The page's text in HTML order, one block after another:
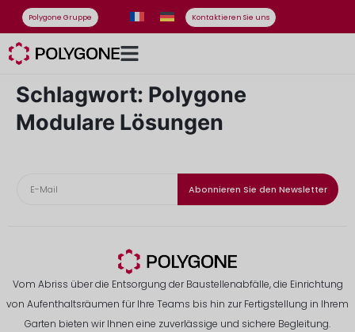
Polygone Gruppe Kontaktieren Sie uns
Schlagwort: Polygone
Modulare Lösungen
Abonnieren Sie den Newsletter
Vom Abriss über die Entsorgung der Baustellenabfälle, die Einrichtung
von Aufenthaltsräumen für Ihre Teams bis hin zur Fertigstellung in Ihrem
Garten bieten wir Ihnen eine zuverlässige und sichere Begleitung.